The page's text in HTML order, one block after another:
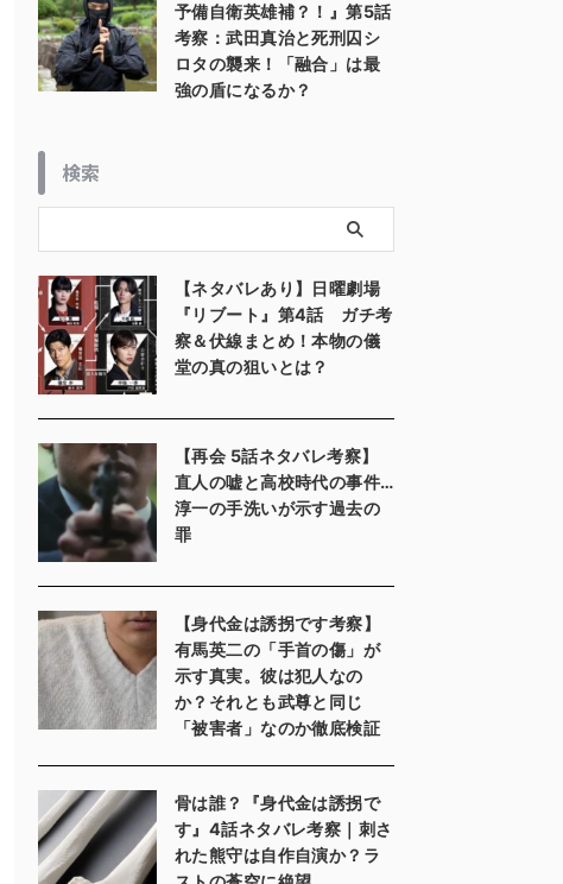
予備自衛英雄補？！』第5話
考察：武田真治と死刑囚シ
ロタの襲来！「融合」は最
強の盾になるか？
検索
【ネタバレあり】日曜劇場
『リブート』第4話 ガチ考
察＆伏線まとめ！本物の儀
堂の真の狙いとは？
【再会 5話ネタバレ考察】
直人の嘘と高校時代の事件…
淳一の手洗いが示す過去の
罪
【身代金は誘拐です考察】
有馬英二の「手首の傷」が
示す真実。彼は犯人なの
か？それとも武尊と同じ
「被害者」なのか徹底検証
骨は誰？『身代金は誘拐で
す』4話ネタバレ考察｜刺さ
れた熊守は自作自演か？ラ